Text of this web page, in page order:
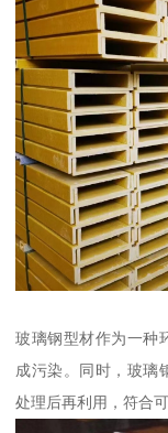
玻璃钢型材作为一种
成污染。同时，玻璃
处理后再利用，符合